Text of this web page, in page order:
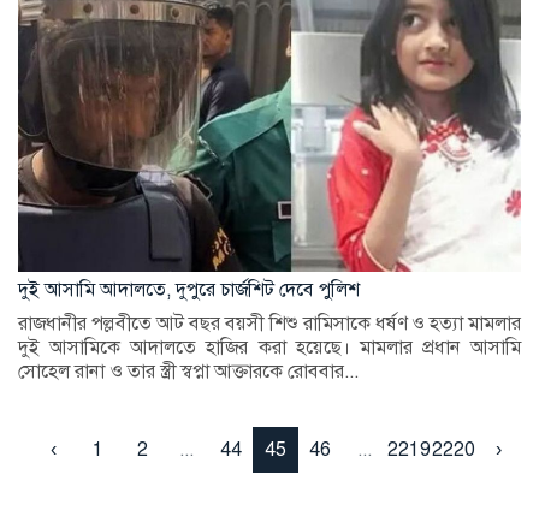
দুই আসামি আদালতে, দুপুরে চার্জশিট দেবে পুলিশ
রাজধানীর পল্লবীতে আট বছর বয়সী শিশু রামিসাকে ধর্ষণ ও হত্যা মামলার
দুই আসামিকে আদালতে হাজির করা হয়েছে। মামলার প্রধান আসামি
সোহেল রানা ও তার স্ত্রী স্বপ্না আক্তারকে রোববার...
‹ 1 2 ... 44 45 46 ... 22192220 ›